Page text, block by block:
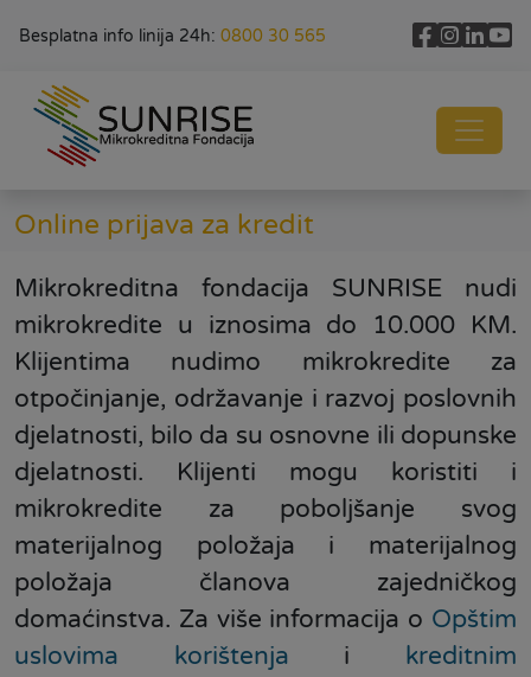
Besplatna info linija 24h: 0800 30 565
Online prijava za kredit
Mikrokreditna fondacija SUNRISE nudi
mikrokredite u iznosima do 10.000 KM.
Klijentima nudimo mikrokredite za
otpočinjanje, održavanje i razvoj poslovnih
djelatnosti, bilo da su osnovne ili dopunske
djelatnosti. Klijenti mogu koristiti i
mikrokredite za poboljšanje svog
materijalnog položaja i materijalnog
položaja članova zajedničkog
domaćinstva. Za više informacija o Opštim
uslovima korištenja i kreditnim